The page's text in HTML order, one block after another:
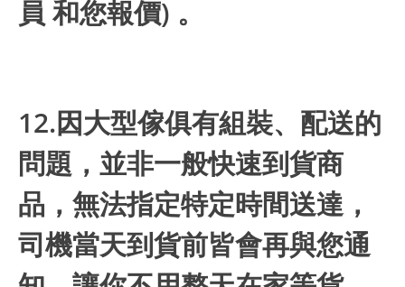
員 和您報價) 。
12.因大型傢俱有組裝、配送的
問題，並非一般快速到貨商
品，無法指定特定時間送達，
司機當天到貨前皆會再與您通